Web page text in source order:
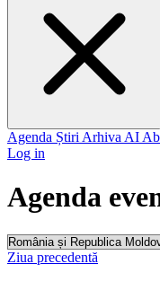
Agenda Știri Arhiva AI
Log in
Agenda
Ziua precedentă